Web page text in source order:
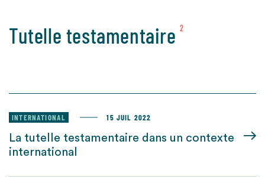
Tutelle testamentaire 2
INTERNATIONAL 15 JUIL 2022
La tutelle testamentaire dans un contexte
international